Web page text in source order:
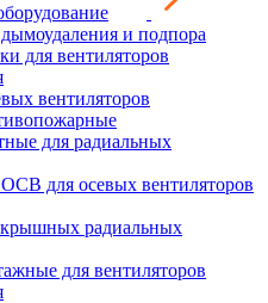
и подпора
для вентиляторов
вентиляторов
для радиальных
для осевых вентиляторов
радиальных
для вентиляторов